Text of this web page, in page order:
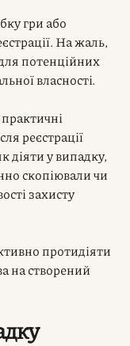
гри або
На жаль,
потенційних
власності.
реєстрації
діяти у випадку,
скопіювали чи
захисту
протидіяти
на створений